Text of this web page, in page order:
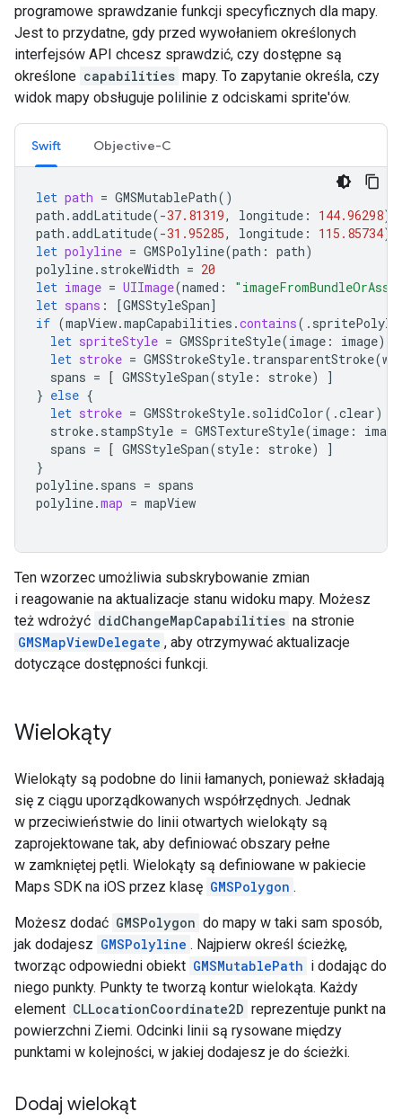
programowe sprawdzanie funkcji specyficznych dla mapy.
Jest to przydatne, gdy przed wywołaniem określonych
interfejsów API chcesz sprawdzić, czy dostępne są
określone capabilities mapy. To zapytanie określa, czy
widok mapy obsługuje polilinie z odciskami sprite'ów.
Swift Objective-C
let path = GMSMutablePath()
path .addLatitude(-37.81319, longitude : 144.96298)
path .addLatitude(-31.95285, longitude : 115.85734)
let polyline = GMSPolyline(path : path)
polyline. strokeWidth = 20
let image = UIImage(named :
let spans : [GMSStyleSpan]
if (mapView.mapCapabilities .contains(.
let spriteStyle = GMSSpriteStyle(image : image)
let stroke = GMSStrokeStyle. transparentStroke(
spans = [ GMSStyleSpan(style : stroke)
]
} else {
let stroke = GMSStrokeStyle. solidColor(.clear)
stroke. stampStyle = GMSTextureStyle(image : image
spans = [ GMSStyleSpan(style : stroke)
]
}
polyline. spans = spans
polyline.map = mapView
Ten wzorzec umożliwia subskrybowanie zmian
i reagowanie na aktualizacje stanu widoku mapy. Możesz
też wdrożyć didChangeMapCapabilities na stronie
GMSMapViewDelegate , aby otrzymywać aktualizacje
dotyczące dostępności funkcji.
Wielokąty
Wielokąty są podobne do linii łamanych, ponieważ składają
się z ciągu uporządkowanych współrzędnych. Jednak
w przeciwieństwie do linii otwartych wielokąty są
zaprojektowane tak, aby definiować obszary pełne
w zamkniętej pętli. Wielokąty są definiowane w pakiecie
Maps SDK na iOS przez klasę GMSPolygon .
Możesz dodać GMSPolygon do mapy w taki sam sposób,
jak dodajesz GMSPolyline . Najpierw określ ścieżkę,
tworząc odpowiedni obiekt GMSMutablePath i dodając do
niego punkty. Punkty te tworzą kontur wielokąta. Każdy
element CLLocationCoordinate2D reprezentuje punkt na
powierzchni Ziemi. Odcinki linii są rysowane między
punktami w kolejności, w jakiej dodajesz je do ścieżki.
Dodaj wielokąt